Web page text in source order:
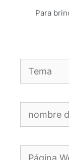
Para